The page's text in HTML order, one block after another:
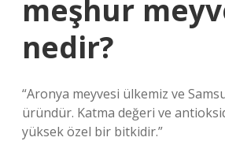
meşhur
nedir?
“Aronya meyvesi ülkemiz ve
üründür. Katma değeri ve
yüksek özel bir bitkidir.”